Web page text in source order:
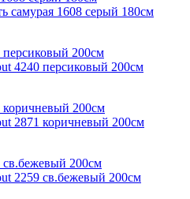
самурая 1608 серый 180см
4240 персиковый 200см
2871 коричневый 200см
2259 св.бежевый 200см